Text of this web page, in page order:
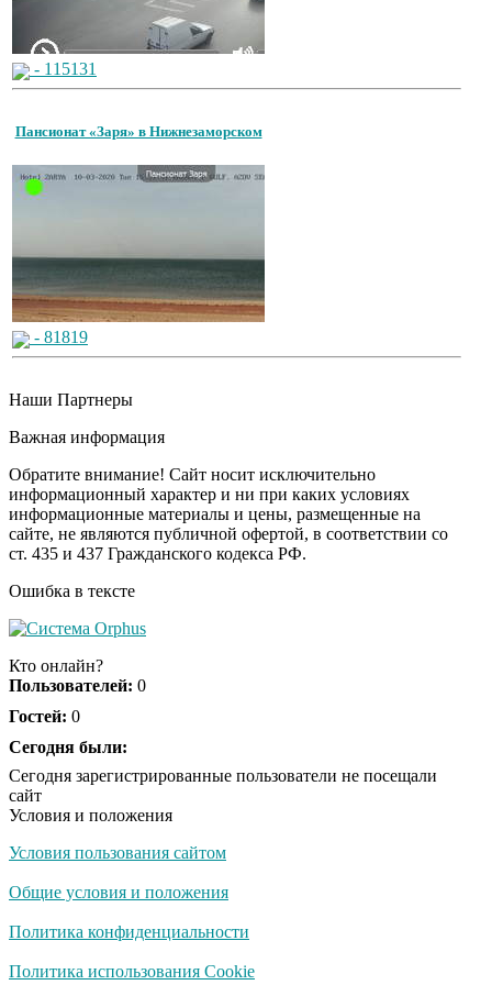
- 115131
Пансионат «Заря» в Нижнезаморском
- 81819
Наши Партнеры
Важная информация
Обратите внимание! Сайт носит исключительно
информационный характер и ни при каких условиях
информационные материалы и цены, размещенные на
сайте, не являются публичной офертой, в соответствии со
ст. 435 и 437 Гражданского кодекса РФ.
Ошибка в тексте
Кто онлайн?
Пользователей: 0
Гостей: 0
Сегодня были:
Сегодня зарегистрированные пользователи не посещали
сайт
Условия и положения
Условия пользования сайтом
Общие условия и положения
Политика конфиденциальности
Политика использования Cookie